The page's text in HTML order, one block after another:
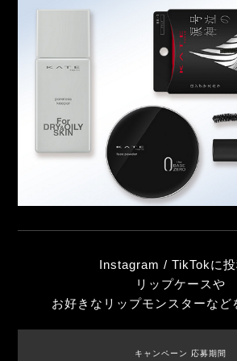
Instagram / TikTokに
リップケースや
お好きなリップモンスターなど
キャンペーン 応募期間